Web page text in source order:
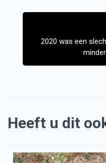
Bericht
2020 was een
Heeft u dit